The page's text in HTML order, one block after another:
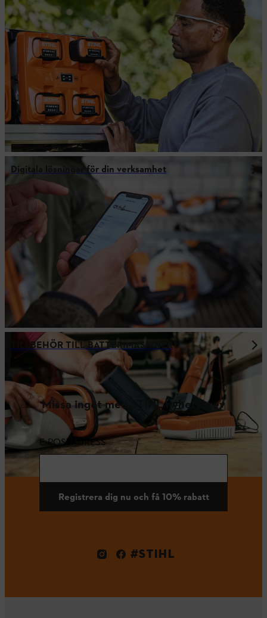
Digitala lösningar för din verksamhet
TILLBEHÖR TILL BATTERIMASKINER
Missa inget med STIHL nyhetsbrev
E-POSTADRESS
Registrera dig nu och få 10% rabatt
#STIHL